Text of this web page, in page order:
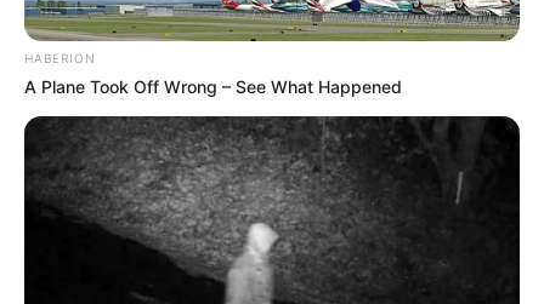
HABERION
A Plane Took Off Wrong – See What Happened